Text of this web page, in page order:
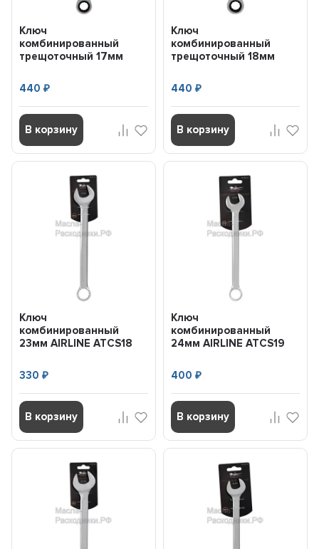
Ключ
комбинированный
трещоточный 17мм
440₽
В корзину
Ключ
комбинированный
трещоточный 18мм
440 ₽
В корзину
Ключ
комбинированный
23мм AIRLINE ATCS18
330₽
В корзину
Ключ
комбинированный
24мм AIRLINE ATCS19
400 ₽
В корзину